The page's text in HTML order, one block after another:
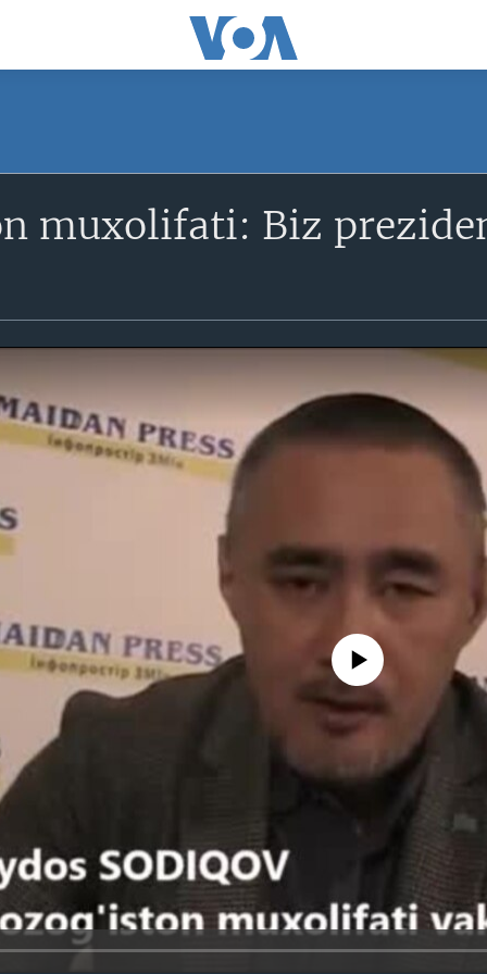
muxolifati: Biz
No media source currently